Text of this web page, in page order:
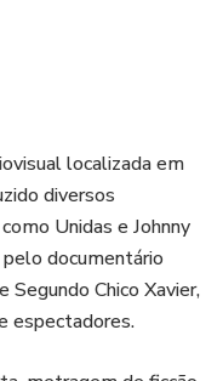
19h30 às 21h
19h30 às 21h30
seu documentário em
e alcançar o
localizada em
diversos
Unidas e Johnny
documentário
Chico Xavier,
espectadores.